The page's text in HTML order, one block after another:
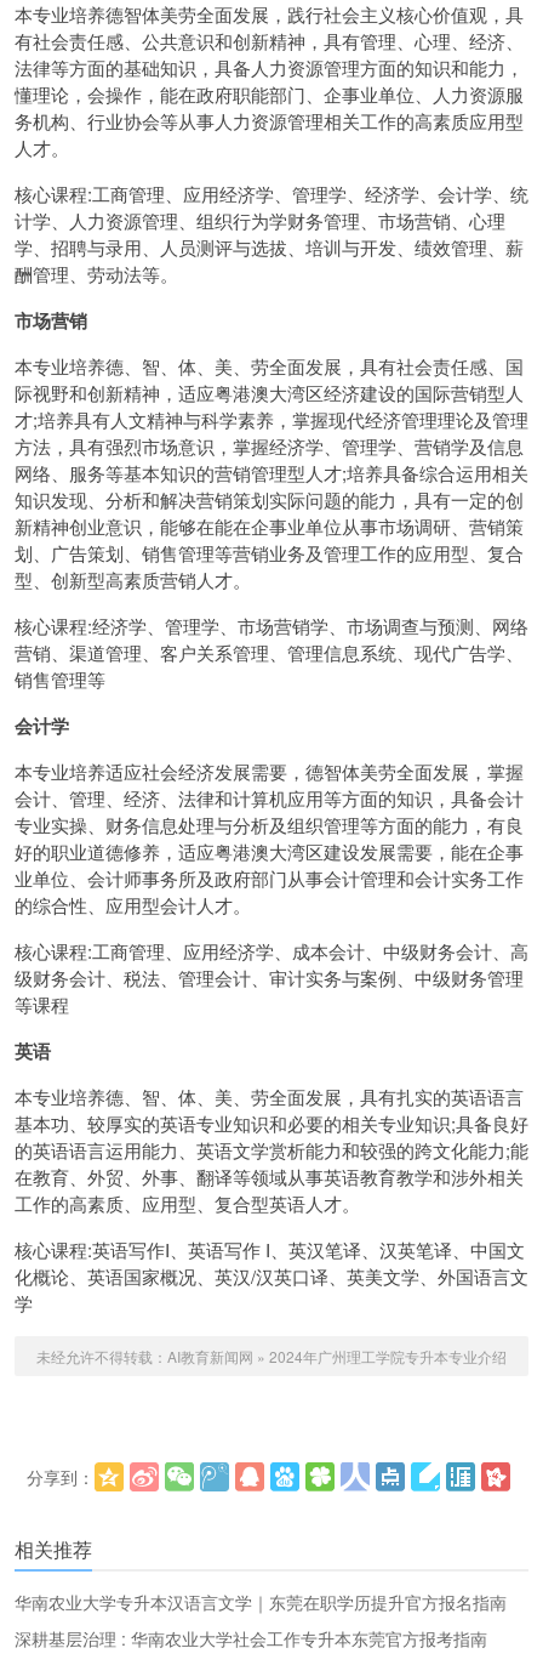
本专业培养德智体美劳全面发展，践行社会主义核心价值观，具
有社会责任感、公共意识和创新精神，具有管理、心理、经济、
法律等方面的基础知识，具备人力资源管理方面的知识和能力，
懂理论，会操作，能在政府职能部门、企事业单位、人力资源服
务机构、行业协会等从事人力资源管理相关工作的高素质应用型
人才。
核心课程:工商管理、应用经济学、管理学、经济学、会计学、统
计学、人力资源管理、组织行为学财务管理、市场营销、心理
学、招聘与录用、人员测评与选拔、培训与开发、绩效管理、薪
酬管理、劳动法等。
市场营销
本专业培养德、智、体、美、劳全面发展，具有社会责任感、国
际视野和创新精神，适应粤港澳大湾区经济建设的国际营销型人
才;培养具有人文精神与科学素养，掌握现代经济管理理论及管理
方法，具有强烈市场意识，掌握经济学、管理学、营销学及信息
网络、服务等基本知识的营销管理型人才;培养具备综合运用相关
知识发现、分析和解决营销策划实际问题的能力，具有一定的创
新精神创业意识，能够在能在企事业单位从事市场调研、营销策
划、广告策划、销售管理等营销业务及管理工作的应用型、复合
型、创新型高素质营销人才。
核心课程:经济学、管理学、市场营销学、市场调查与预测、网络
营销、渠道管理、客户关系管理、管理信息系统、现代广告学、
销售管理等
会计学
本专业培养适应社会经济发展需要，德智体美劳全面发展，掌握
会计、管理、经济、法律和计算机应用等方面的知识，具备会计
专业实操、财务信息处理与分析及组织管理等方面的能力，有良
好的职业道德修养，适应粤港澳大湾区建设发展需要，能在企事
业单位、会计师事务所及政府部门从事会计管理和会计实务工作
的综合性、应用型会计人才。
核心课程:工商管理、应用经济学、成本会计、中级财务会计、高
级财务会计、税法、管理会计、审计实务与案例、中级财务管理
等课程
英语
本专业培养德、智、体、美、劳全面发展，具有扎实的英语语言
基本功、较厚实的英语专业知识和必要的相关专业知识;具备良好
的英语语言运用能力、英语文学赏析能力和较强的跨文化能力;能
在教育、外贸、外事、翻译等领域从事英语教育教学和涉外相关
工作的高素质、应用型、复合型英语人才。
核心课程:英语写作I、英语写作 I、英汉笔译、汉英笔译、中国文
化概论、英语国家概况、英汉/汉英口译、英美文学、外国语言文
学
未经允许不得转载： AI教育新闻网 » 2024年广州理工学院专升本专业介绍
分享到：
相关推荐
华南农业大学专升本汉语言文学｜东莞在职学历提升官方报名指南
深耕基层治理 : 华南农业大学社会工作专升本东莞官方报考指南